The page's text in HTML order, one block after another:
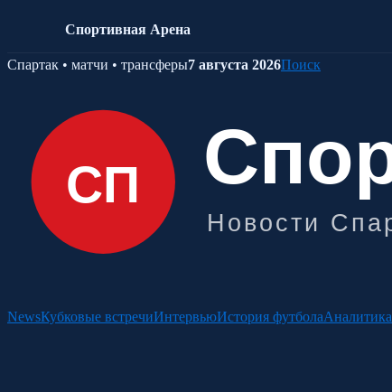
Спортивная Арена
Skip
Спартак • матчи • трансферы7 августа 2026Поиск
NewsКубковые встречиИнтервьюИстория футболаАналитика